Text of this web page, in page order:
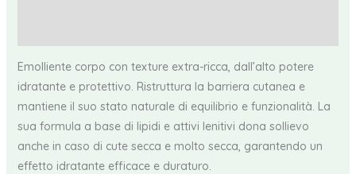
​Emolliente corpo con texture extra-ricca, dall’alto potere
idratante e protettivo. Ristruttura la barriera cutanea e
mantiene il suo stato naturale di equilibrio e funzionalità. La
sua formula a base di lipidi e attivi lenitivi dona sollievo
anche in caso di cute secca e molto secca, garantendo un
effetto idratante efficace e duraturo.